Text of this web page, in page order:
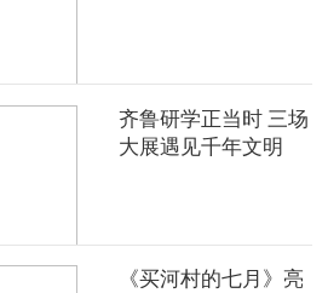
齐鲁研学正当时 三场
大展遇见千年文明
《买河村的七月》亮